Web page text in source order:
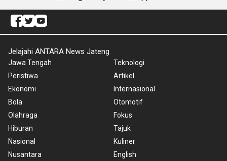
Jelajahi ANTARA News Jateng
Jawa Tengah
Peristiwa
Ekonomi
Bola
Olahraga
Hiburan
Nasional
Nusantara
Teknologi
Artikel
Internasional
Otomotif
Fokus
Tajuk
Kuliner
English